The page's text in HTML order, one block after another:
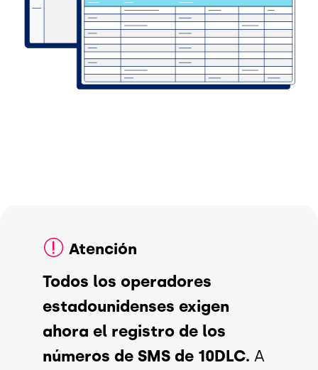
Atención
Todos los operadores
estadounidenses exigen
ahora el registro de los
números de SMS de 10DLC. A